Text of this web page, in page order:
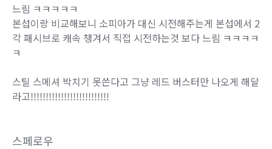
느림 ㅋㅋㅋㅋㅋ
본섭이랑 비교해보니 소피아가 대신 시전해주는게 본섭에서 2
각 패시브로 캐속 챙겨서 직접 시전하는것 보다 느림 ㅋㅋㅋㅋ
ㅋ
스틸 스메셔 박치기 못쓴다고 그냥 레드 버스터만 나오게 해달
라고!!!!!!!!!!!!!!!!!!!!!!!!!!
스페로우